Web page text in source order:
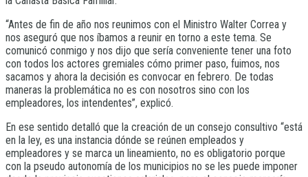
“Antes de fin de año nos reunimos con el Ministro Walter Correa y
nos aseguró que nos íbamos a reunir en torno a este tema. Se
comunicó conmigo y nos dijo que sería conveniente tener una foto
con todos los actores gremiales cómo primer paso, fuimos, nos
sacamos y ahora la decisión es convocar en febrero. De todas
maneras la problemática no es con nosotros sino con los
empleadores, los intendentes”, explicó.
En ese sentido detalló que la creación de un consejo consultivo “está
en la ley, es una instancia dónde se reúnen empleados y
empleadores y se marca un lineamiento, no es obligatorio porque
con la pseudo autonomía de los municipios no se les puede imponer